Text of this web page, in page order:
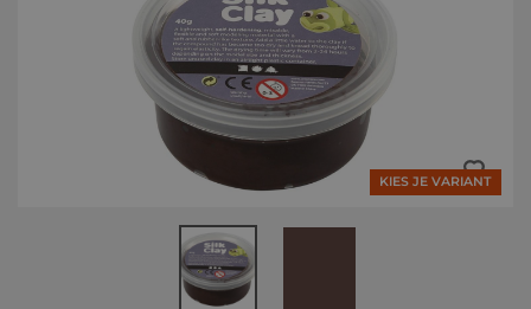
KIES JE VARIANT